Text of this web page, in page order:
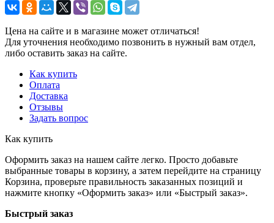
Цена на сайте и в магазине может отличаться!
Для уточнения необходимо позвонить в нужный вам отдел,
либо оставить заказ на сайте.
Как купить
Оплата
Доставка
Отзывы
Задать вопрос
Как купить
Оформить заказ на нашем сайте легко. Просто добавьте
выбранные товары в корзину, а затем перейдите на страницу
Корзина, проверьте правильность заказанных позиций и
нажмите кнопку «Оформить заказ» или «Быстрый заказ».
Быстрый заказ